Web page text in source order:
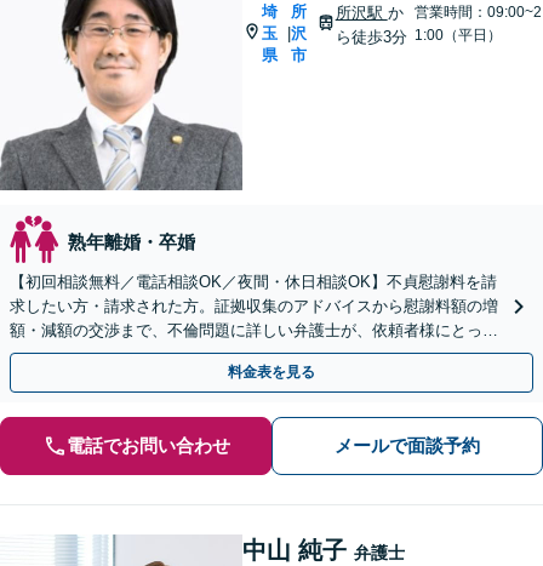
埼
玉
県
所
沢
市
所沢駅 か
ら徒歩3分
営業時間：09:00~2
1:00（平日）
熟年離婚・卒婚
【初回相談無料／電話相談OK／夜間・休日相談OK】不貞慰謝料を請
求したい方・請求された方。証拠収集のアドバイスから慰謝料額の増
額・減額の交渉まで、不倫問題に詳しい弁護士が、依頼者様にとって
最善の解決策をご提案いたします。
料金表を見る
電話でお問い合わせ メールで面談予約
中山 純子 弁護士